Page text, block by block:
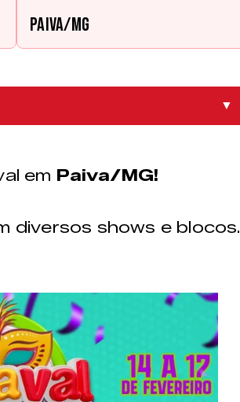
Paiva/MG
▼
em Paiva/MG!
diversos shows e blocos.